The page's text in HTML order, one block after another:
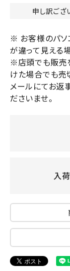
申し訳ござ
※ お客様のパソ
が違って見える
※店頭でも販売
けた場合でも売
メールにてお返
ださいませ。
入